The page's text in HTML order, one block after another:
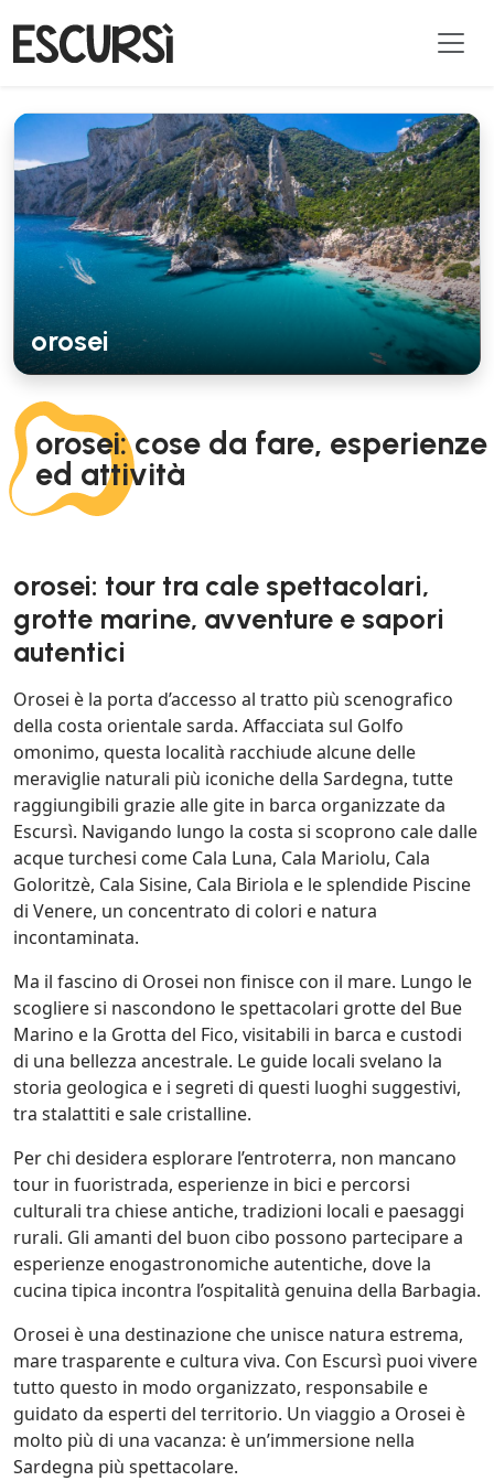
orosei: cose da fare, esperienze
ed attività
orosei
orosei: tour tra cale spettacolari,
grotte marine, avventure e sapori
autentici
Orosei è la porta d’accesso al tratto più scenografico
della costa orientale sarda. Affacciata sul Golfo
omonimo, questa località racchiude alcune delle
meraviglie naturali più iconiche della Sardegna, tutte
raggiungibili grazie alle gite in barca organizzate da
Escursì. Navigando lungo la costa si scoprono cale dalle
acque turchesi come Cala Luna, Cala Mariolu, Cala
Goloritzè, Cala Sisine, Cala Biriola e le splendide Piscine
di Venere, un concentrato di colori e natura
incontaminata.
Ma il fascino di Orosei non finisce con il mare. Lungo le
scogliere si nascondono le spettacolari grotte del Bue
Marino e la Grotta del Fico, visitabili in barca e custodi
di una bellezza ancestrale. Le guide locali svelano la
storia geologica e i segreti di questi luoghi suggestivi,
tra stalattiti e sale cristalline.
Per chi desidera esplorare l’entroterra, non mancano
tour in fuoristrada, esperienze in bici e percorsi
culturali tra chiese antiche, tradizioni locali e paesaggi
rurali. Gli amanti del buon cibo possono partecipare a
esperienze enogastronomiche autentiche, dove la
cucina tipica incontra l’ospitalità genuina della Barbagia.
Orosei è una destinazione che unisce natura estrema,
mare trasparente e cultura viva. Con Escursì puoi vivere
tutto questo in modo organizzato, responsabile e
guidato da esperti del territorio. Un viaggio a Orosei è
molto più di una vacanza: è un’immersione nella
Sardegna più spettacolare.